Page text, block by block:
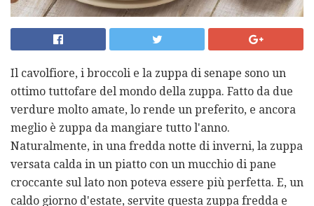
Il cavolfiore, i broccoli e la zuppa di senape sono un
ottimo tuttofare del mondo della zuppa. Fatto da due
verdure molto amate, lo rende un preferito, e ancora
meglio è zuppa da mangiare tutto l'anno.
Naturalmente, in una fredda notte di inverni, la zuppa
versata calda in un piatto con un mucchio di pane
croccante sul lato non poteva essere più perfetta. E, un
caldo giorno d'estate, servite questa zuppa fredda e